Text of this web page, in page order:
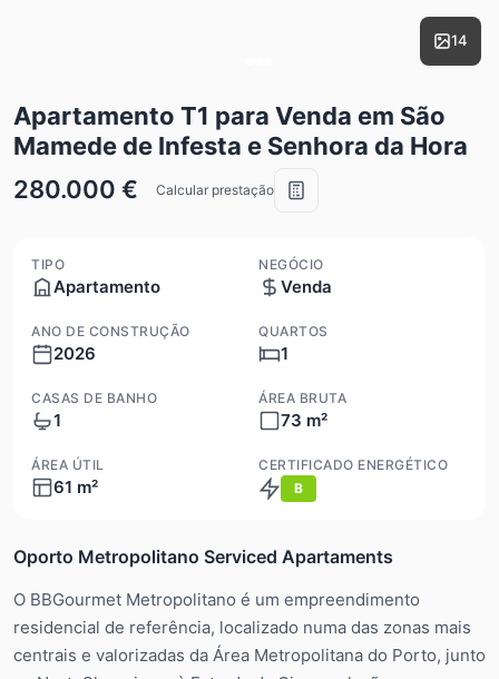
14
Apartamento T1 para Venda em São
Mamede de Infesta e Senhora da Hora
280.000 €
Calcular prestação
TIPO
Apartamento
NEGÓCIO
Venda
ANO DE CONSTRUÇÃO
2026
QUARTOS
1
CASAS DE BANHO
1
ÁREA BRUTA
73 m²
ÁREA ÚTIL
61 m²
CERTIFICADO ENERGÉTICO
B
Oporto Metropolitano Serviced Apartaments
O BBGourmet Metropolitano é um empreendimento
residencial de referência, localizado numa das zonas mais
centrais e valorizadas da Área Metropolitana do Porto, junto